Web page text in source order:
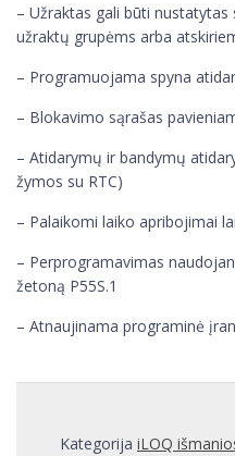
– Užraktas gali būti
užraktų grupėms arba
– Programuojama spyna
– Blokavimo sąrašas
– Atidarymų ir bandymų
žymos su RTC)
– Palaikomi laiko apribojimai
– Perprogramavimas
žetoną P55S.1
– Atnaujinama programinė
Kategorija iLOQ